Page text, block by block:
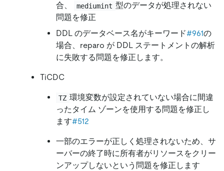
合、
mediumint 型のデータが処理されない
問題を修正
DDL のデータベース名がキーワード#961の
場合、reparo が DDL ステートメントの解析
に失敗する問題を修正します。
TiCDC
TZ 環境変数が設定されていない場合に間違
ったタイム ゾーンを使用する問題を修正し
ます#512
一部のエラーが正しく処理されないため、サ
ーバーの終了時に所有者がリソースをクリー
ンアップしないという問題を修正します